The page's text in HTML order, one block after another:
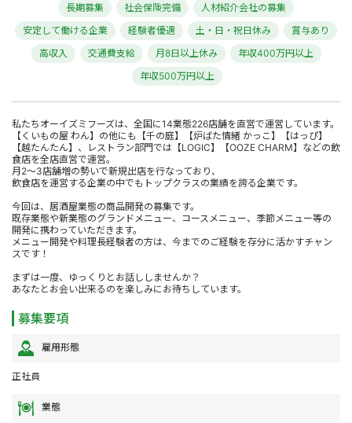
長期募集 社会保険完備
人材紹介会社の募集
安定して働ける企業
経験者優遇 土・日・祝日休み
賞与あり
高収入
交通費支給 月8日以上休み
年収400万円以上
年収500万円以上
私たちオーイズミフーズは、全国に14業態226店舗を直営で運営しています。
【くいもの屋 わん】の他にも【千の庭】【炉ばた情緒 かっこ】【はっぴ】
【越たんたん】、レストラン部門では【LOGIC】【OOZE CHARM】などの飲
食店を全店直営で運営。
月2～3店舗増の勢いで新規出店を行なっており、
飲食店を運営する企業の中でもトップクラスの業績を誇る企業です。
今回は、居酒屋業態の商品開発の募集です。
既存業態や新業態のグランドメニュー、コースメニュー、季節メニュー等の
開発に携わっていただきます。
メニュー開発や料理長経験者の方は、今までのご経験を存分に活かすチャン
スです！
まずは一度、ゆっくりとお話ししませんか？
あなたとお会い出来るのを楽しみにお待ちしています。
募集要項
雇用形態
正社員
業態